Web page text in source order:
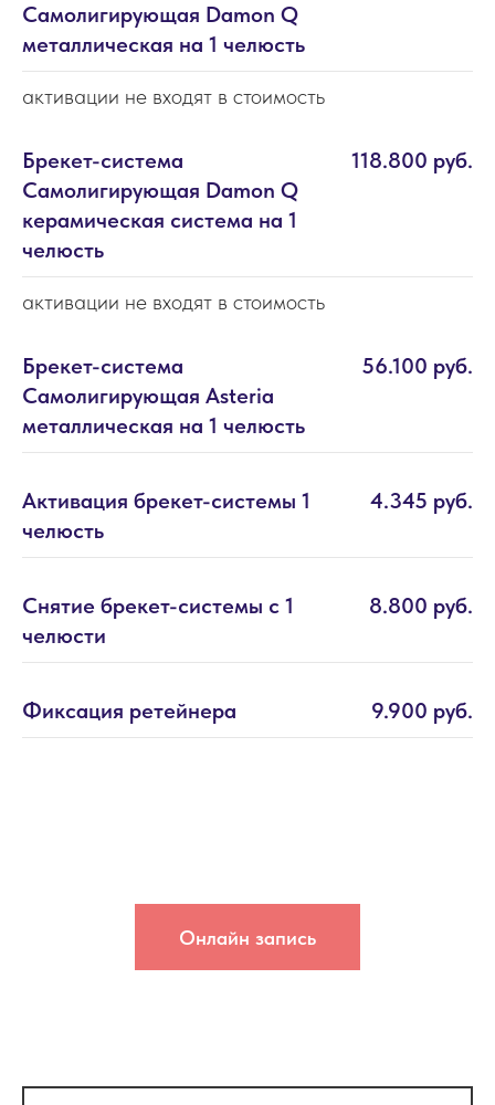
Самолигирующая Damon Q
металлическая на 1 челюсть
активации не входят в стоимость
Брекет-система
Самолигирующая Damon Q
керамическая система на 1
челюсть
118.800 руб.
активации не входят в стоимость
Брекет-система
Самолигирующая Asteria
металлическая на 1 челюсть
56.100 руб.
Активация брекет-системы 1
челюсть
4.345 руб.
Снятие брекет-системы с 1
челюсти
8.800 руб.
Фиксация ретейнера 9.900 руб.
Онлайн запись